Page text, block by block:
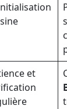
et